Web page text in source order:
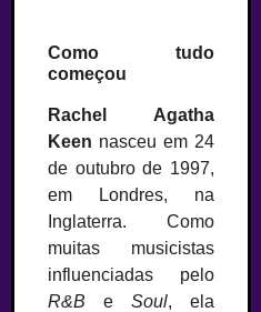
Como tudo
começou
Rachel Agatha
Keen nasceu em 24
de outubro de 1997,
em Londres, na
Inglaterra. Como
muitas musicistas
influenciadas pelo
R&B e Soul, ela